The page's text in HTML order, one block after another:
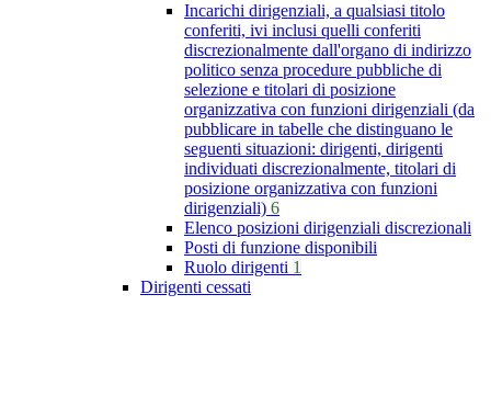
Incarichi dirigenziali, a qualsiasi titolo
conferiti, ivi inclusi quelli conferiti
discrezionalmente dall'organo di indirizzo
politico senza procedure pubbliche di
selezione e titolari di posizione
organizzativa con funzioni dirigenziali (da
pubblicare in tabelle che distinguano le
seguenti situazioni: dirigenti, dirigenti
individuati discrezionalmente, titolari di
posizione organizzativa con funzioni
dirigenziali) 6
Elenco posizioni dirigenziali discrezionali
Posti di funzione disponibili
Ruolo dirigenti 1
Dirigenti cessati